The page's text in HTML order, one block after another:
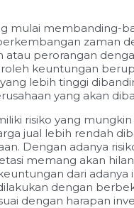
mulai membanding-
zaman
atau perorangan
keuntungan
lebih tinggi
yang akan
risiko yang
jual lebih rendah
Dengan adanya
memang akan
dari adanya
dengan
dengan harapan